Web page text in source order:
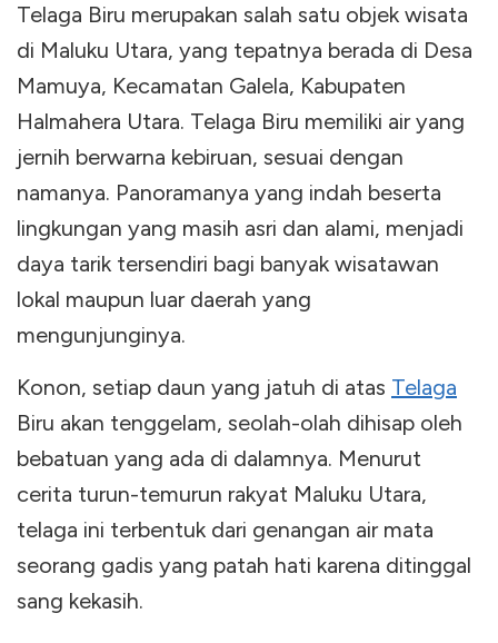
Telaga Biru merupakan salah satu objek wisata
di Maluku Utara, yang tepatnya berada di Desa
Mamuya, Kecamatan Galela, Kabupaten
Halmahera Utara. Telaga Biru memiliki air yang
jernih berwarna kebiruan, sesuai dengan
namanya. Panoramanya yang indah beserta
lingkungan yang masih asri dan alami, menjadi
daya tarik tersendiri bagi banyak wisatawan
lokal maupun luar daerah yang
mengunjunginya.
Konon, setiap daun yang jatuh di atas Telaga
Biru akan tenggelam, seolah-olah dihisap oleh
bebatuan yang ada di dalamnya. Menurut
cerita turun-temurun rakyat Maluku Utara,
telaga ini terbentuk dari genangan air mata
seorang gadis yang patah hati karena ditinggal
sang kekasih.